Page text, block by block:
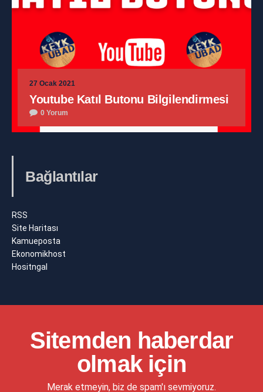
27 Ocak 2021
Youtube Katıl Butonu Bilgilendirmesi
0 Yorum
Bağlantılar
RSS
Site Haritası
Kamueposta
Ekonomikhost
Hositngal
Sitemden haberdar
olmak için
Merak etmeyin, biz de spam'ı sevmiyoruz.